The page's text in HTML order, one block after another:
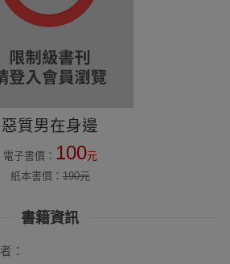
惡質男在身邊
電子書價： 100元
紙本書價：190元
書籍資訊
者：